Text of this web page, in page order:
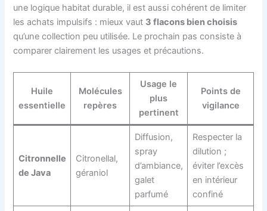
une logique habitat durable, il est aussi cohérent de limiter
les achats impulsifs : mieux vaut 3 flacons bien choisis
qu’une collection peu utilisée. Le prochain pas consiste à
comparer clairement les usages et précautions.
Huile
essentielle
Molécules
repères
Usage le
plus
pertinent
Points de
vigilance
Citronnelle
de Java
Citronellal,
géraniol
Diffusion,
spray
d’ambiance,
galet
parfumé
Respecter la
dilution ;
éviter l’excès
en intérieur
confiné